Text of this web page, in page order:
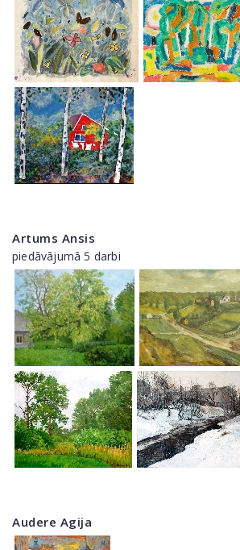
Artums Ansis
piedāvājumā 5 darbi
Audere Agija